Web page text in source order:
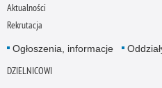
Aktualności
Rekrutacja
Ogłoszenia, informacje
DZIELNICOWI